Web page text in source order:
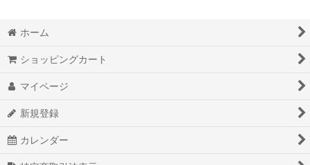
ホーム
ショッピングカート
マイページ
新規登録
カレンダー